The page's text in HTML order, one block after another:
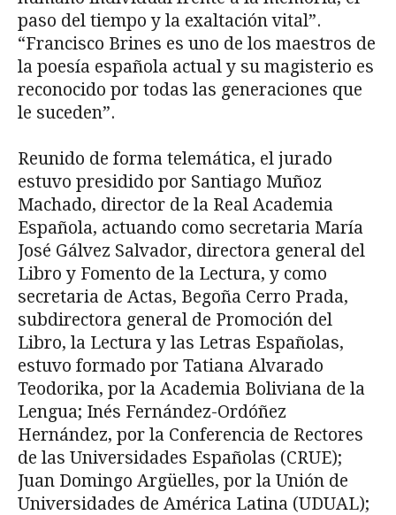
paso del tiempo y la exaltación vital”.
“Francisco Brines es uno de los maestros de
la poesía española actual y su magisterio es
reconocido por todas las generaciones que
le suceden”.
Reunido de forma telemática, el jurado
estuvo presidido por Santiago Muñoz
Machado, director de la Real Academia
Española, actuando como secretaria María
José Gálvez Salvador, directora general del
Libro y Fomento de la Lectura, y como
secretaria de Actas, Begoña Cerro Prada,
subdirectora general de Promoción del
Libro, la Lectura y las Letras Españolas,
estuvo formado por Tatiana Alvarado
Teodorika, por la Academia Boliviana de la
Lengua; Inés Fernández-Ordóñez
Hernández, por la Conferencia de Rectores
de las Universidades Españolas (CRUE);
Juan Domingo Argüelles, por la Unión de
Universidades de América Latina (UDUAL);